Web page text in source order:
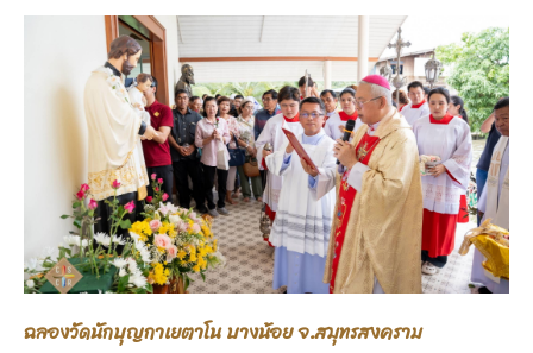
ฉลองวัดนักบุญกาเยตาโน บางน้อย จ.สมุทรสงคราม